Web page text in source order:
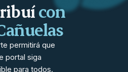
con
permitirá que
portal siga
para todos.